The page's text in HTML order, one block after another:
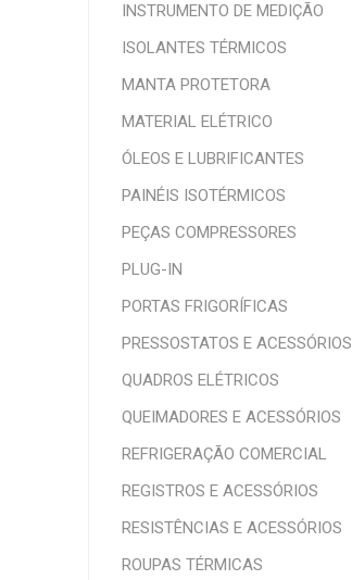
INSTRUMENTO DE MEDIÇÃO
ISOLANTES TÉRMICOS
MANTA PROTETORA
MATERIAL ELÉTRICO
ÓLEOS E LUBRIFICANTES
PAINÉIS ISOTÉRMICOS
PEÇAS COMPRESSORES
PLUG-IN
PORTAS FRIGORÍFICAS
PRESSOSTATOS E ACESSÓRIOS
QUADROS ELÉTRICOS
QUEIMADORES E ACESSÓRIOS
REFRIGERAÇÃO COMERCIAL
REGISTROS E ACESSÓRIOS
RESISTÊNCIAS E ACESSÓRIOS
ROUPAS TÉRMICAS